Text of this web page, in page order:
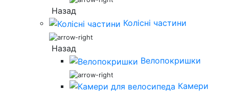
Назад
Колісні частини
Назад
Велопокришки
Камери